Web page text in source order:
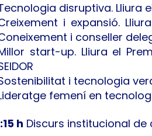
disruptiva. Lliura
i expansió.
i conseller
start-up. Lliura el
i tecnologia
femení en
h Discurs institucional de